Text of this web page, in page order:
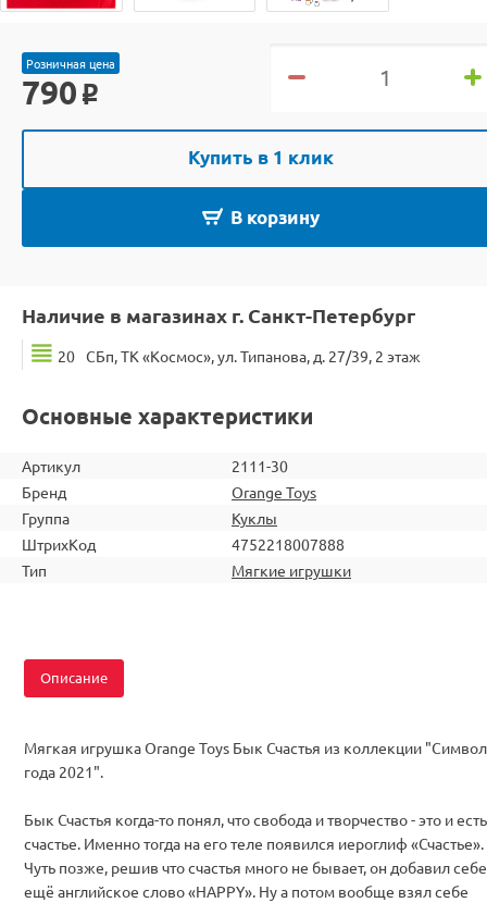
Розничная цена
790 o
Купить в 1 клик
В корзину
Наличие в магазинах г. Санкт-Петербург
20 СБп, ТК «Космос», ул. Типанова, д. 27/39, 2 этаж
Основные характеристики
Артикул
2111-30
Бренд
Orange Toys
Группа
Куклы
ШтрихКод
4752218007888
Тип
Мягкие игрушки
Описание
Мягкая игрушка Orange Toys Бык Счастья из коллекции "Символ
года 2021".
Бык Счастья когда-то понял, что свобода и творчество - это и есть
счастье. Именно тогда на его теле появился иероглиф «Счастье».
Чуть позже, решив что счастья много не бывает, он добавил себе
ещё английское слово «HAPPY». Ну а потом вообще взял себе